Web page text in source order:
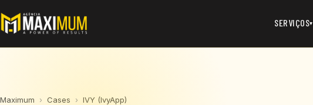
SERVIÇOS▾
Maximum › Cases › IVY (IvyApp)